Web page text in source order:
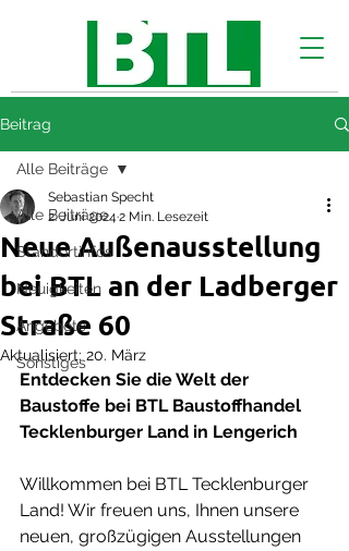
Beitrag
Alle Beiträge
Standortinfos
Neuigkeiten
Angebote
Sonstiges
Alle Beiträge
Neue Außenausstellung
bei BTL an der Ladberger
Straße 60
Sebastian Specht
2. Juni 2024 2 Min. Lesezeit
Aktualisiert: 20. März
Entdecken Sie die Welt der
Baustoffe bei BTL Baustoffhandel
Tecklenburger Land in Lengerich
Willkommen bei BTL Tecklenburger
Land! Wir freuen uns, Ihnen unsere
neuen, großzügigen Ausstellungen